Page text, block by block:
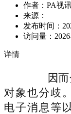
作者：PA视
来源：
发布时间：
访问量：
详情
因而分
对象也分歧
电子消息等